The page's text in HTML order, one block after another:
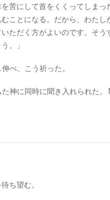
苦にして首をくくってしまっ
ことになる。だから、わたし
ただく方がよいのです。そう
。」
べ、こう祈った。
神に同時に聞き入れられた。
ち望む。